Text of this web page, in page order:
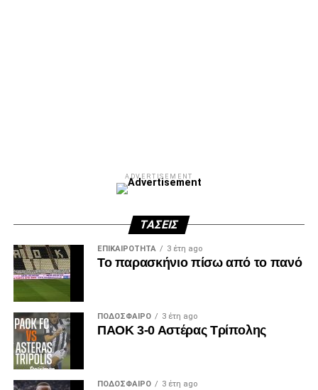
ADVERTISEMENT
ΤΆΣΕΙΣ
ΕΠΙΚΑΙΡΌΤΗΤΑ 3 έτη ago
Το παρασκήνιο πίσω από το πανό
ΠΟΔΌΣΦΑΙΡΟ 3 έτη ago
ΠΑΟΚ 3-0 Αστέρας Τρίπολης
ΠΟΔΌΣΦΑΙΡΟ 3 έτη ago